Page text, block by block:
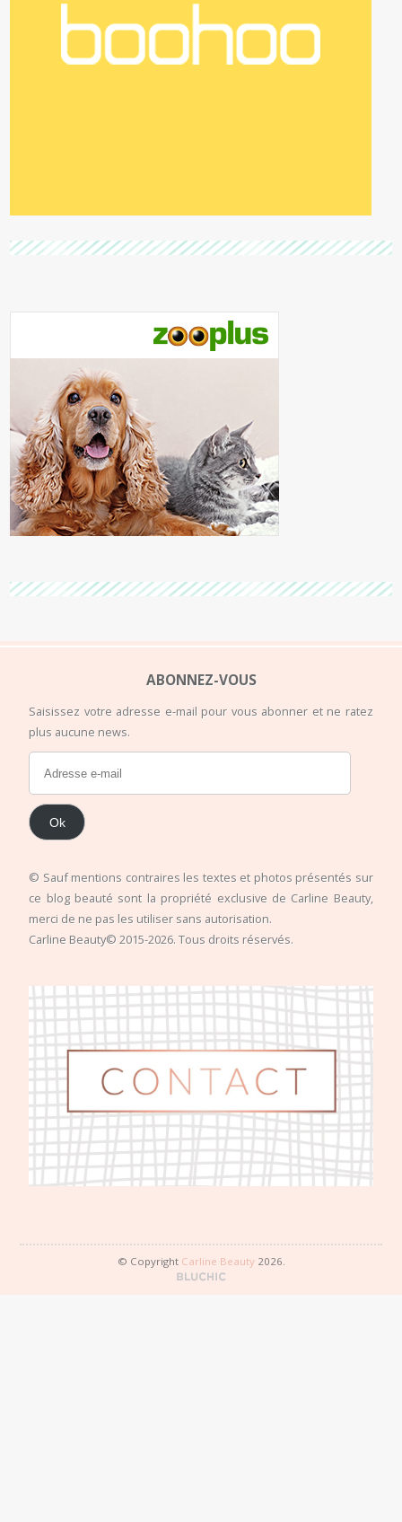
ABONNEZ-VOUS
Saisissez votre adresse e-mail pour vous abonner et ne ratez
plus aucune news.
Ok
© Sauf mentions contraires les textes et photos présentés sur
ce blog beauté sont la propriété exclusive de Carline Beauty,
merci de ne pas les utiliser sans autorisation.
Carline Beauty© 2015-2026. Tous droits réservés.
© Copyright Carline Beauty2026.